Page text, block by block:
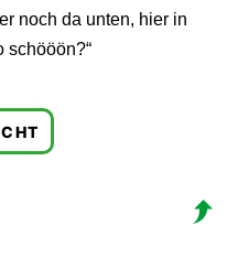
noch da unten, hier in
schööön?“